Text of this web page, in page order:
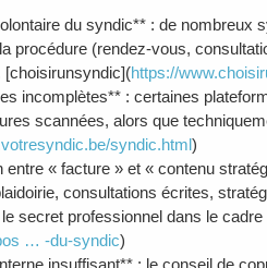
du syndic** : de nombreux
procédure (rendez‑vous,
[choisirunsyndic](https://
incomplètes** : certaines
scannées, alors que
syndic.html)
entre « facture » et « contenu
consultations écrites,
secret professionnel dans le
… -du-syndic)